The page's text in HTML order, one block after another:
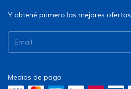
Y obtené primero las mejores ofertas
Medios de pago